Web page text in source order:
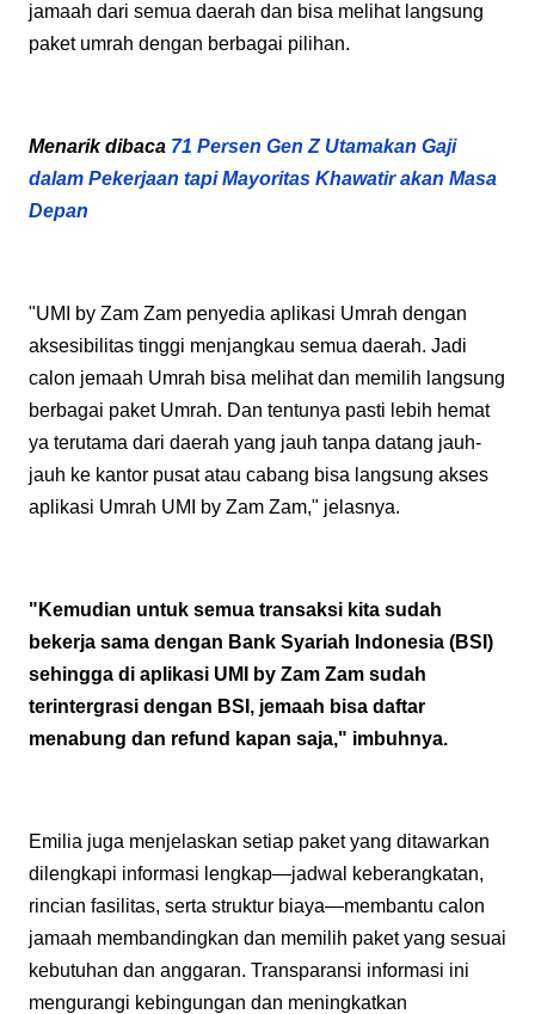
jamaah dari semua daerah dan bisa melihat langsung
paket umrah dengan berbagai pilihan.
Menarik dibaca 71 Persen Gen Z Utamakan Gaji
dalam Pekerjaan tapi Mayoritas Khawatir akan Masa
Depan
"UMI by Zam Zam penyedia aplikasi Umrah dengan
aksesibilitas tinggi menjangkau semua daerah. Jadi
calon jemaah Umrah bisa melihat dan memilih langsung
berbagai paket Umrah. Dan tentunya pasti lebih hemat
ya terutama dari daerah yang jauh tanpa datang jauh-
jauh ke kantor pusat atau cabang bisa langsung akses
aplikasi Umrah UMI by Zam Zam," jelasnya.
"Kemudian untuk semua transaksi kita sudah
bekerja sama dengan Bank Syariah Indonesia (BSI)
sehingga di aplikasi UMI by Zam Zam sudah
terintergrasi dengan BSI, jemaah bisa daftar
menabung dan refund kapan saja," imbuhnya.
Emilia juga menjelaskan setiap paket yang ditawarkan
dilengkapi informasi lengkap—jadwal keberangkatan,
rincian fasilitas, serta struktur biaya—membantu calon
jamaah membandingkan dan memilih paket yang sesuai
kebutuhan dan anggaran. Transparansi informasi ini
mengurangi kebingungan dan meningkatkan